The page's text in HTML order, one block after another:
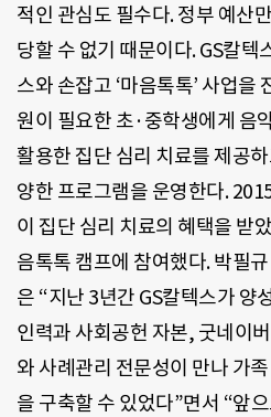
적인 관심도 필수다. 정부 예산
당할 수 없기 때문이다. GS칼텍
스와 손잡고 ‘마음톡톡’ 사업을
원이 필요한 초·중학생에게 음
활용한 집단 심리 치료를 제공
양한 프로그램을 운영한다.
이 집단 심리 치료의 혜택을 받
음톡톡 캠프에 참여했다. 박필
은 “지난 3년간 GS칼텍스가 양
인력과 사회공헌 자본, 굿네이
와 사례관리 전문성이 만나 가
을 구축할 수 있었다”면서 “앞